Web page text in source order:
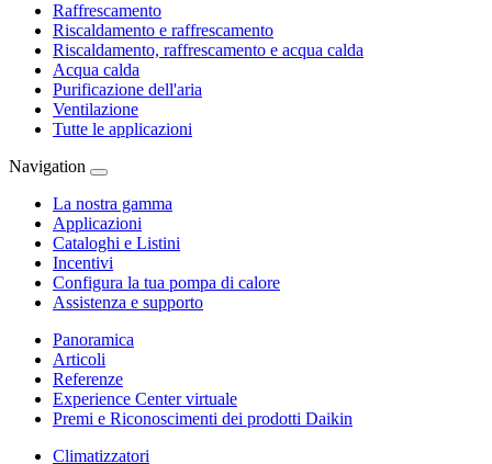
Raffrescamento
Riscaldamento e raffrescamento
Riscaldamento, raffrescamento e acqua calda
Acqua calda
Purificazione dell'aria
Ventilazione
Tutte le applicazioni
Navigation
La nostra gamma
Applicazioni
Cataloghi e Listini
Incentivi
Configura la tua pompa di calore
Assistenza e supporto
Panoramica
Articoli
Referenze
Experience Center virtuale
Premi e Riconoscimenti dei prodotti Daikin
Climatizzatori